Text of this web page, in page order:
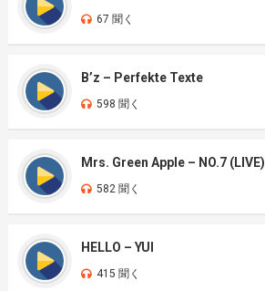
67 聞く
B’z – Perfekte Texte
598 聞く
Mrs. Green Apple – NO.7 (LIVE)
582 聞く
HELLO – YUI
415 聞く